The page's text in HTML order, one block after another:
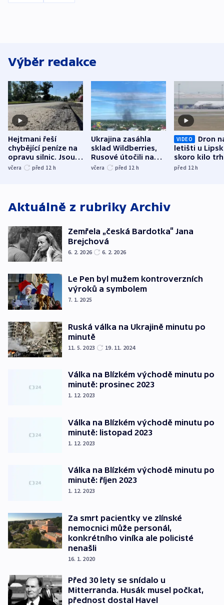
Výběr redakce
Hejtmani řeší
chybějící peníze na
opravu silnic. Jsou
nenárokové, namítá
včera před 12 h
Ukrajina zasáhla
sklad Wildberries,
Rusové útočili na
trh, hasiče či
včera před 12 h
VIDEO
Dron
letišti u
skoro kilo
indicie
před 12h
Aktuálně z rubriky Archiv
Zemřela „česká Bardotka“ Jana
Brejchová
6. 2. 2026 6. 2. 2026
Le Pen byl mužem kontroverzních
výroků a symbolem
7. 1. 2025
Ruská válka na Ukrajině minutu po
minutě
11. 5. 2023 19. 11. 2024
Válka na Blízkém východě minutu po
minutě: prosinec 2023
1. 12. 2023
Válka na Blízkém východě minutu po
minutě: listopad 2023
1. 12. 2023
Válka na Blízkém východě minutu po
minutě: říjen 2023
1. 12. 2023
Za smrt pacientky ve zlínské
nemocnici může personál,
konkrétního viníka ale policisté
nenašli
16. 1. 2020
Před 30 lety se snídalo u
Mitterranda. Husák musel počkat,
přednost dostal Havel